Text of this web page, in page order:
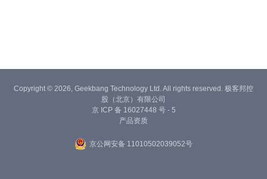
Copyright © 2026, Geekbang Technology Ltd. All rights reserved. 极客邦控
股（北京）有限公司
京 ICP 备 16027448 号 - 5
产品资质
京公网安备 11010502039052号